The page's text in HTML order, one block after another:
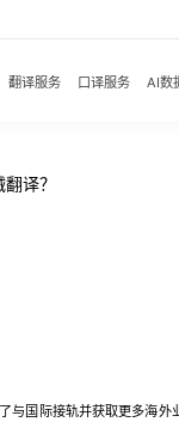
翻译服务 口译服务 AI数
译？
国际接轨并获取更多海外